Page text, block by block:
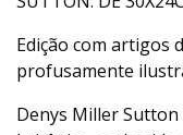
Edição com artigos
profusamente
Denys Miller